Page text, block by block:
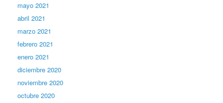
mayo 2021
abril 2021
marzo 2021
febrero 2021
enero 2021
diciembre 2020
noviembre 2020
octubre 2020